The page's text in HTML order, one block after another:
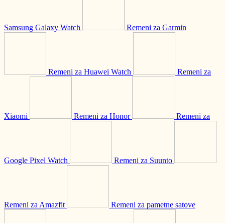
Samsung Galaxy Watch Remeni za Garmin
Remeni za Huawei Watch Remeni za
Xiaomi Remeni za Honor Remeni za
Google Pixel Watch Remeni za Suunto
Remeni za Amazfit Remeni za pametne satove